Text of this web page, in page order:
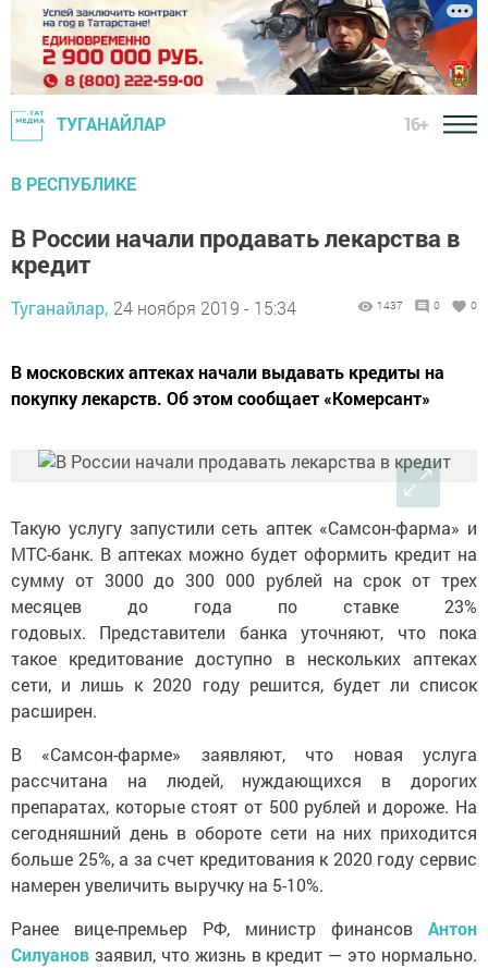
ТУГАНАЙЛАР 16+
В РЕСПУБЛИКЕ
В России начали продавать лекарства в
кредит
Туганайлар, 24 ноября 2019 - 15:34 1437 0 0
В московских аптеках начали выдавать кредиты на
покупку лекарств. Об этом сообщает «Комерсант»
Такую услугу запустили сеть аптек «Самсон-фарма» и
МТС-банк. В аптеках можно будет оформить кредит на
сумму от 3000 до 300 000 рублей на срок от трех
месяцев до года по ставке 23%
годовых. Представители банка уточняют, что пока
такое кредитование доступно в нескольких аптеках
сети, и лишь к 2020 году решится, будет ли список
расширен.
В «Самсон-фарме» заявляют, что новая услуга
рассчитана на людей, нуждающихся в дорогих
препаратах, которые стоят от 500 рублей и дороже. На
сегодняшний день в обороте сети на них приходится
больше 25%, а за счет кредитования к 2020 году сервис
намерен увеличить выручку на 5-10%.
Ранее вице-премьер РФ, министр финансов Антон
Силуанов заявил, что жизнь в кредит — это нормально.